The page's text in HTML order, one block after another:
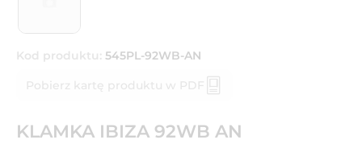
Kod produktu: 545PL-92WB-AN
Pobierz kartę produktu w PDF
KLAMKA IBIZA 92WB AN